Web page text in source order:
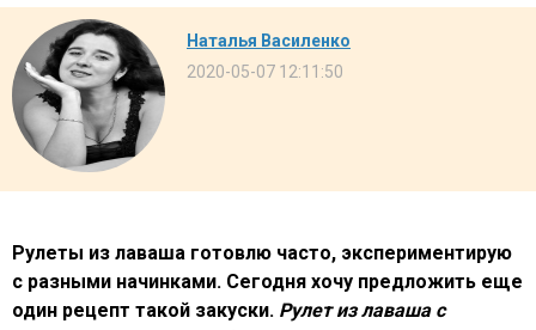
Наталья Василенко
2020-05-07 12:11:50
Рулеты из лаваша готовлю часто, экспериментирую
с разными начинками. Сегодня хочу предложить еще
один рецепт такой закуски. Рулет из лаваша с